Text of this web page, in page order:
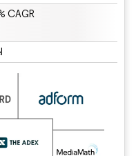
CAGR
erfordert Namensnennung